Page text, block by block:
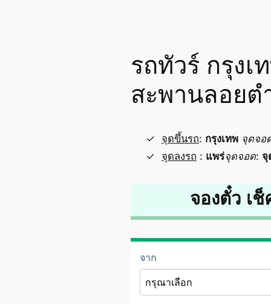
รถทัวร์ กรุง
สะพานลอยต
จุดขึ้นรถ: กรุงเทพ จุดจอ
จุดลงรถ : แพร่จุดจอด: จุ
จองตั๋ว เ